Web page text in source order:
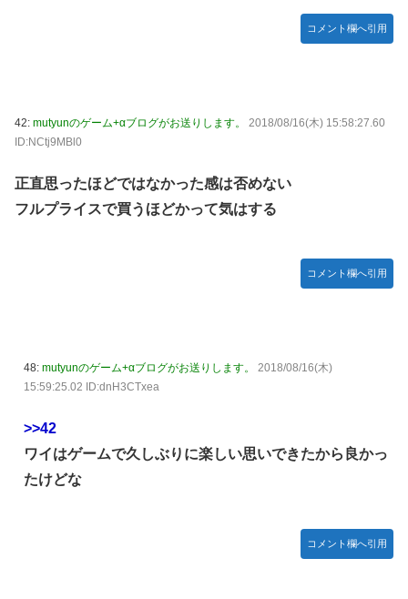
コメント欄へ引用
42: mutyunのゲーム+αブログがお送りします。
2018/08/16(木) 15:58:27.60
ID:NCtj9MBl0
正直思ったほどではなかった感は否めない
フルプライスで買うほどかって気はする
コメント欄へ引用
48: mutyunのゲーム+αブログがお送りします。
2018/08/16(木)
15:59:25.02 ID:dnH3CTxea
>>42
ワイはゲームで久しぶりに楽しい思いできたから良かっ
たけどな
コメント欄へ引用